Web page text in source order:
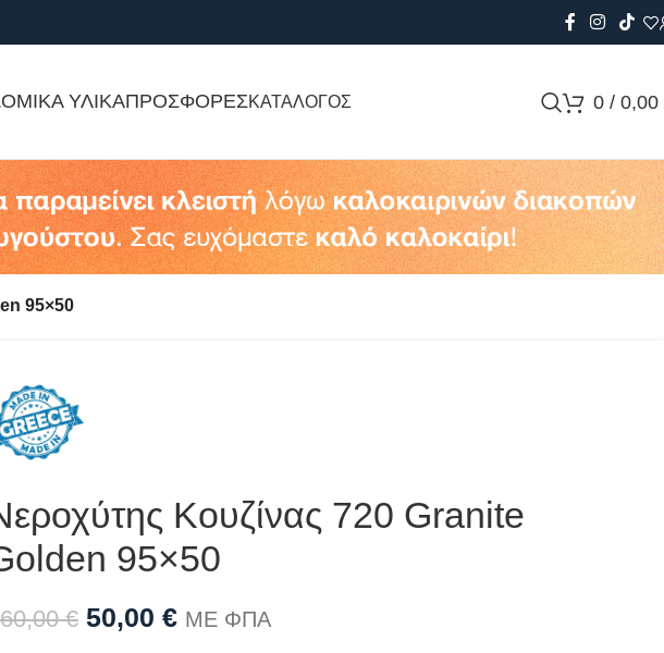
ΥΛΙΚΑΠΡΟΣΦΟΡΕΣΚΑΤΑΛΟΓΟΣ 0 / 0,00
95×50
Κουζίνας 720 Granite
95×50
€ 50,00 € ΜΕ ΦΠΑ